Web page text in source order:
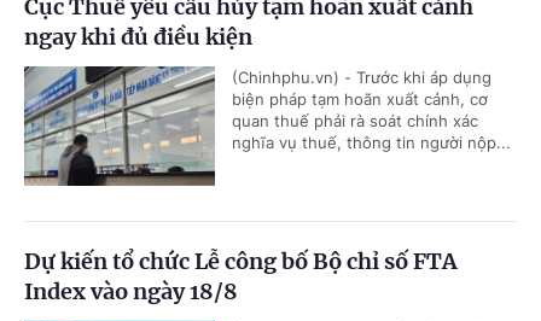
Cục Thuế yêu cầu hủy tạm hoãn xuất cảnh
ngay khi đủ điều kiện
(Chinhphu.vn) - Trước khi áp dụng
biện pháp tạm hoãn xuất cảnh, cơ
quan thuế phải rà soát chính xác
nghĩa vụ thuế, thông tin người nộp...
Dự kiến tổ chức Lễ công bố Bộ chỉ số FTA
Index vào ngày 18/8